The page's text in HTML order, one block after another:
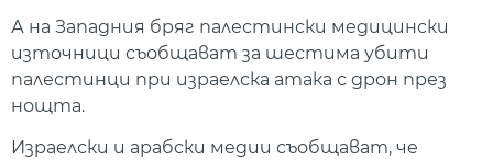
А на Западния бряг палестински медицински
източници съобщават за шестима убити
палестинци при израелска атака с дрон през
нощта.
Израелски и арабски медии съобщават, че